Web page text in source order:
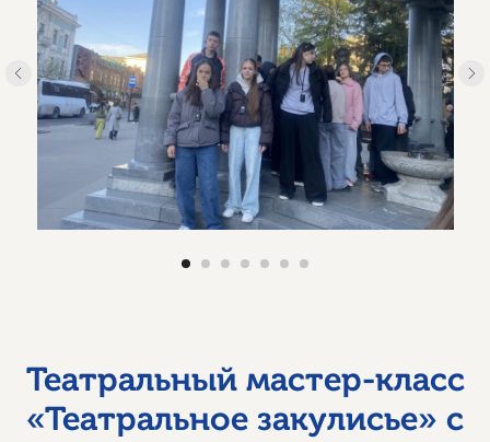
Театральный мастер-класс
«Театральное закулисье» с